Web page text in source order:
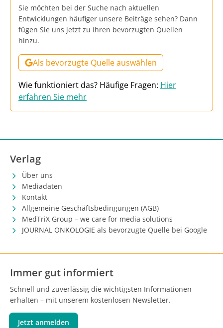
Sie möchten bei der Suche nach aktuellen
Entwicklungen häufiger unsere Beiträge sehen? Dann
fügen Sie uns jetzt zu Ihren bevorzugten Quellen
hinzu.
Als bevorzugte Quelle auswählen
Wie funktioniert das? Häufige Fragen: Hier
erfahren Sie mehr
Verlag
Über uns
Mediadaten
Kontakt
Allgemeine Geschäftsbedingungen (AGB)
MedTriX Group – we care for media solutions
JOURNAL ONKOLOGIE als bevorzugte Quelle bei Google
Immer gut informiert
Schnell und zuverlässig die wichtigsten Informationen
erhalten – mit unserem kostenlosen Newsletter.
Jetzt anmelden